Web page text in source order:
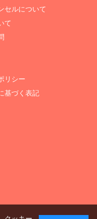
セルについて
て
リシー
基づく表記